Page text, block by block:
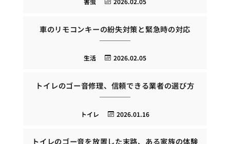
車のリモコンキーの紛失対策と緊急時の対応
2026.02.05
生活
トイレのゴー音修理、信頼できる業者の選び方
2026.01.16
トイレ
トイレのゴー音を放置した末路、ある家族の体験